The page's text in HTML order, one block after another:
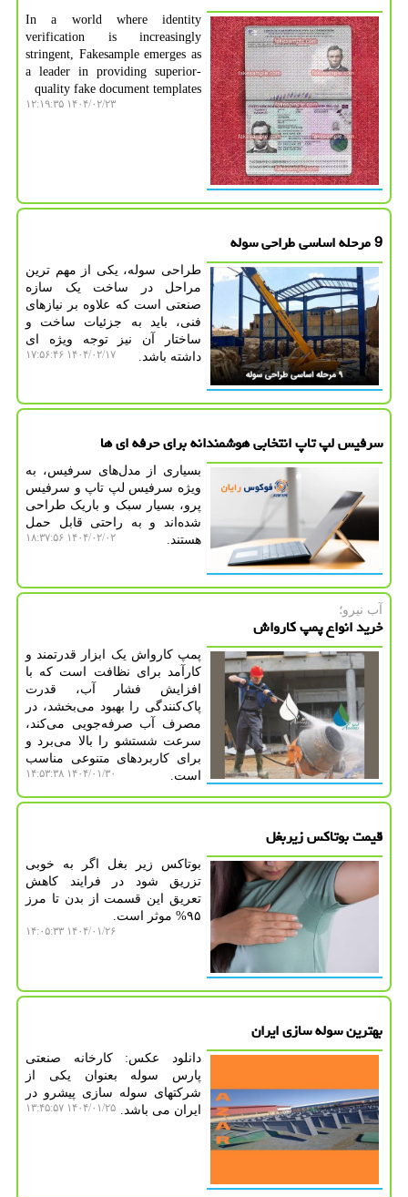
In a world where identity
verification is increasingly
stringent, Fakesample emerges as
a leader in providing superior-
quality fake document templates
۱۴۰۴/۰۲/۲۳ ۱۲:۱۹:۳۵
9 مرحله اساسی طراحی سوله
طراحی سوله، یکی از مهم ‌ترین
مراحل در ساخت یک سازه
صنعتی است که علاوه بر نیازهای
فنی، باید به جزئیات ساخت و
ساختار آن نیز توجه ویژه ‌ای
داشته باشد.
۱۴۰۴/۰۲/۱۷ ۱۷:۵۶:۴۶
سرفیس لپ تاپ انتخابی هوشمندانه برای حرفه ای ها
بسیاری از مدل‌های سرفیس، به
ویژه سرفیس لپ تاپ و سرفیس
پرو، بسیار سبک و باریک طراحی
شده‌اند و به راحتی قابل حمل
هستند.
۱۴۰۴/۰۲/۰۲ ۱۸:۳۷:۵۶
آب نیرو؛
خرید انواع پمپ کارواش
پمپ کارواش یک ابزار قدرتمند و
کارآمد برای نظافت است که با
افزایش فشار آب، قدرت
پاک‌کنندگی را بهبود می‌بخشد، در
مصرف آب صرفه‌جویی می‌کند،
سرعت شستشو را بالا می‌برد و
برای کاربردهای متنوعی مناسب
است.
۱۴۰۴/۰۱/۳۰ ۱۴:۵۳:۳۸
قیمت بوتاکس زیربغل
بوتاکس زیر بغل اگر به خوبی
تزریق شود در فرایند کاهش
تعریق این قسمت از بدن تا مرز
۹۵% موثر است.
۱۴۰۴/۰۱/۲۶ ۱۴:۰۵:۳۳
بهترین سوله سازی ایران
دانلود عکس: کارخانه صنعتی
پارس سوله بعنوان یکی از
شرکتهای سوله سازی پیشرو در
ایران می باشد. ۱۴۰۴/۰۱/۲۵ ۱۳:۴۵:۵۷